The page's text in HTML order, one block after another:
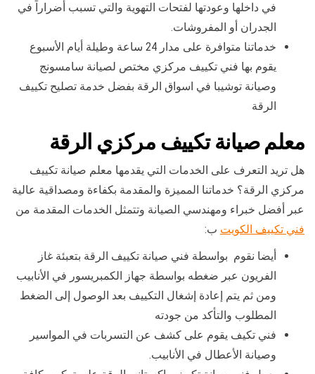
في داخلها وعودتها لفتحات التهوية والتي تسبب أضراراً في
الجدران أو المفروشات.
خدماتنا متوافرة على مدار 24 ساعة وطيلة أيام الأسبوع
يقوم بها فني تكييف مركزي مختص لصيانة سامسونج
وصيانة توشيبا في اسواق الرقة بفضل خدمة تصليح تكييف
الرقة
معلم صيانة تكييف مركزي الرقة
هل تريد التعرف على الخدمات التي يقدمها معلم صيانة تكييف
مركزي الرقة؟ خدماتنا المميزة والمقدمة بكفاءة ومصداقية عالية
عبر أفضل خبراء ومهندسي الصيانة وتتمثل الخدمات المقدمة من
فني تكييف الكويت ب:
أيضا نقوم بواسطة فني صيانة تكييف الرقة بتعبئة غاز
الفريون عبر ضغطه بواسطة جهاز الكمبريسور في الأنابيب
ومن ثم يتم إعادة إشغال التكييف بعد الوصول إلى الضغط
المطلوب والتأكد من جودته
فني تكيف يقوم على كشف عن التسربات في المواسير
وصيانة الأعطال في الأنابيب.